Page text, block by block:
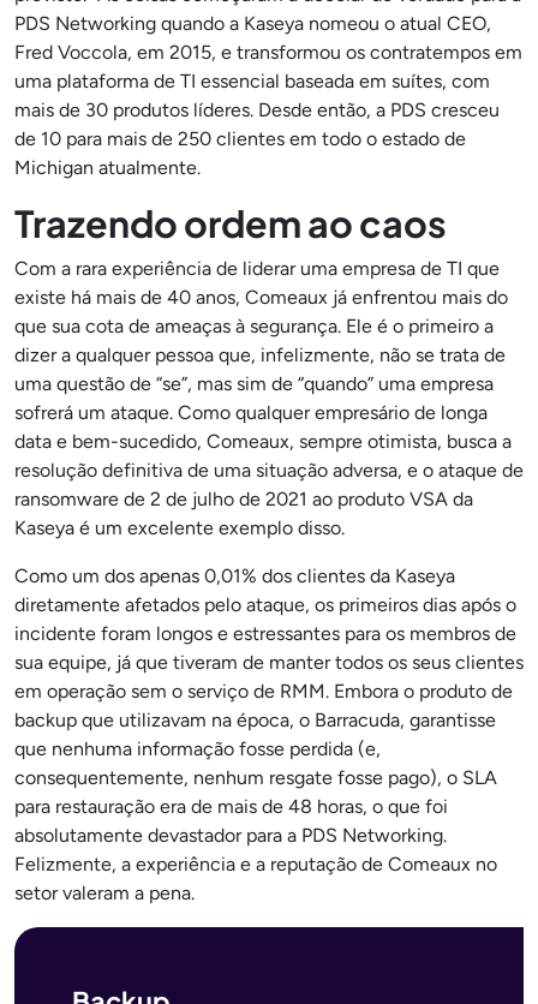
PDS Networking quando a Kaseya nomeou o atual CEO,
Fred Voccola, em 2015, e transformou os contratempos em
uma plataforma de TI essencial baseada em suítes, com
mais de 30 produtos líderes. Desde então, a PDS cresceu
de 10 para mais de 250 clientes em todo o estado de
Michigan atualmente.
Trazendo ordem ao caos
Com a rara experiência de liderar uma empresa de TI que
existe há mais de 40 anos, Comeaux já enfrentou mais do
que sua cota de ameaças à segurança. Ele é o primeiro a
dizer a qualquer pessoa que, infelizmente, não se trata de
uma questão de “se”, mas sim de “quando” uma empresa
sofrerá um ataque. Como qualquer empresário de longa
data e bem-sucedido, Comeaux, sempre otimista, busca a
resolução definitiva de uma situação adversa, e o ataque de
ransomware de 2 de julho de 2021 ao produto VSA da
Kaseya é um excelente exemplo disso.
Como um dos apenas 0,01% dos clientes da Kaseya
diretamente afetados pelo ataque, os primeiros dias após o
incidente foram longos e estressantes para os membros de
sua equipe, já que tiveram de manter todos os seus clientes
em operação sem o serviço de RMM. Embora o produto de
backup que utilizavam na época, o Barracuda, garantisse
que nenhuma informação fosse perdida (e,
consequentemente, nenhum resgate fosse pago), o SLA
para restauração era de mais de 48 horas, o que foi
absolutamente devastador para a PDS Networking.
Felizmente, a experiência e a reputação de Comeaux no
setor valeram a pena.